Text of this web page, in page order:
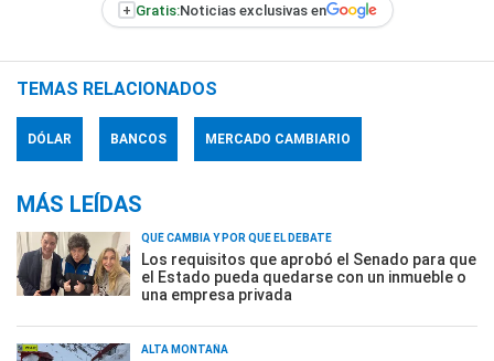
+ Gratis:Noticias exclusivas en
TEMAS RELACIONADOS
DÓLAR BANCOS MERCADO CAMBIARIO
MÁS LEÍDAS
QUÉ CAMBIA Y POR QUÉ EL DEBATE
Los requisitos que aprobó el Senado para que
el Estado pueda quedarse con un inmueble o
una empresa privada
ALTA MONTAÑA